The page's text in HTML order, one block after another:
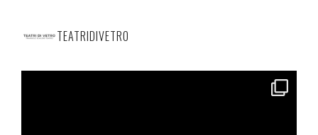
TEATRIDIVETRO